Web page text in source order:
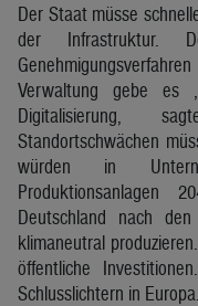
Der Staat müsse
der Infrastruktur.
Verwaltung gebe es
Digitalisierung,
Standortschwächen
würden in
Deutschland nach
klimaneutral
öffentliche
Schlusslichtern in